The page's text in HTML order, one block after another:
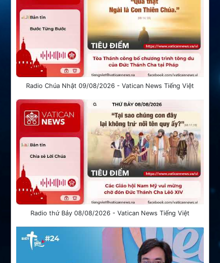
Radio Chúa Nhật 09/08/2026 - Vatican News Tiếng Việt
Radio thứ Bảy 08/08/2026 - Vatican News Tiếng Việt